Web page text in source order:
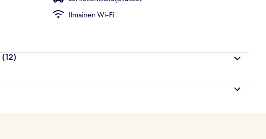
Ilmainen Wi-Fi
(12)